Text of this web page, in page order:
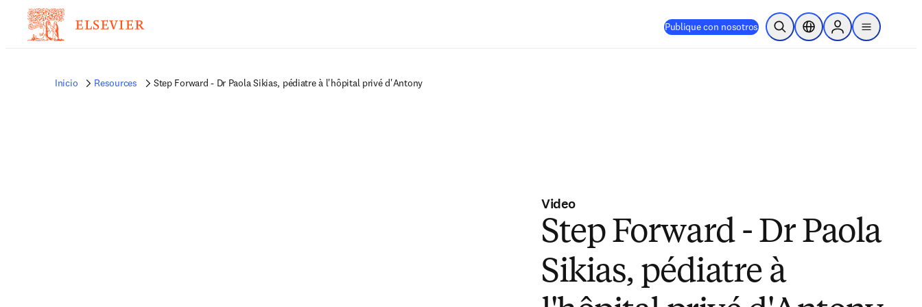
Publique con nosotros Abrir búsquedaSelector de ubicación
Sign in to products
menu
Inicio Resources Step Forward - Dr Paola Sikias, pédiatre à l'hôpital privé d'Antony
Video
Step Forward - Dr Paola
Sikias, pédiatre à